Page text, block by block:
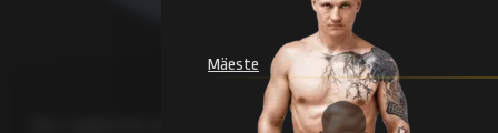
Mäeste
Мы с гордостью отмечаем вклад наших партнёров и